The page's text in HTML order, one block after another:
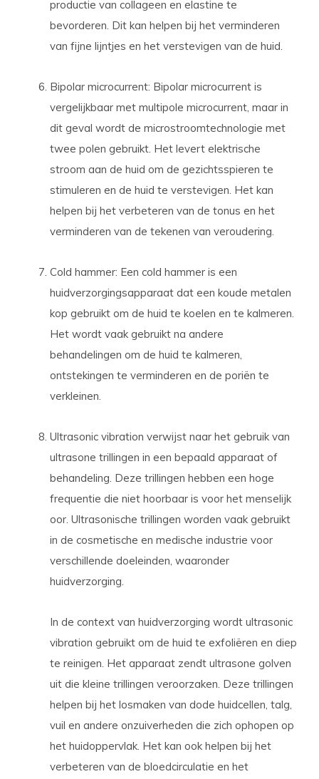
productie van collageen en elastine te
bevorderen. Dit kan helpen bij het verminderen
van fijne lijntjes en het verstevigen van de huid.
Bipolar microcurrent: Bipolar microcurrent is
vergelijkbaar met multipole microcurrent, maar in
dit geval wordt de microstroomtechnologie met
twee polen gebruikt. Het levert elektrische
stroom aan de huid om de gezichtsspieren te
stimuleren en de huid te verstevigen. Het kan
helpen bij het verbeteren van de tonus en het
verminderen van de tekenen van veroudering.
Cold hammer: Een cold hammer is een
huidverzorgingsapparaat dat een koude metalen
kop gebruikt om de huid te koelen en te kalmeren.
Het wordt vaak gebruikt na andere
behandelingen om de huid te kalmeren,
ontstekingen te verminderen en de poriën te
verkleinen.
Ultrasonic vibration verwijst naar het gebruik van
ultrasone trillingen in een bepaald apparaat of
behandeling. Deze trillingen hebben een hoge
frequentie die niet hoorbaar is voor het menselijk
oor. Ultrasonische trillingen worden vaak gebruikt
in de cosmetische en medische industrie voor
verschillende doeleinden, waaronder
huidverzorging.
In de context van huidverzorging wordt ultrasonic
vibration gebruikt om de huid te exfoliëren en diep
te reinigen. Het apparaat zendt ultrasone golven
uit die kleine trillingen veroorzaken. Deze trillingen
helpen bij het losmaken van dode huidcellen, talg,
vuil en andere onzuiverheden die zich ophopen op
het huidoppervlak. Het kan ook helpen bij het
verbeteren van de bloedcirculatie en het